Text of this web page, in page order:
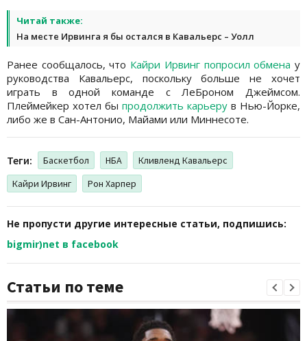
Читай также:
На месте Ирвинга я бы остался в Кавальерс – Уолл
Ранее сообщалось, что Кайри Ирвинг попросил обмена у
руководства Кавальерс, поскольку больше не хочет
играть в одной команде с ЛеБроном Джеймсом.
Плеймейкер хотел бы продолжить карьеру в Нью-Йорке,
либо же в Сан-Антонио, Майами или Миннесоте.
Теги: Баскетбол НБА
Кливленд Кавальерс
Кайри Ирвинг
Рон Харпер
Не пропусти другие интересные статьи, подпишись:
bigmir)net в facebook
Статьи по теме